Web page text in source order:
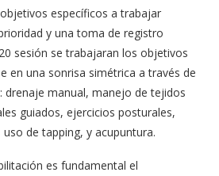
específicos a trabajar
y una toma de registro
sesión se trabajaran los objetivos
en una sonrisa simétrica a través de
drenaje manual, manejo de tejidos
guiados, ejercicios posturales,
de tapping, y acupuntura.
es fundamental el